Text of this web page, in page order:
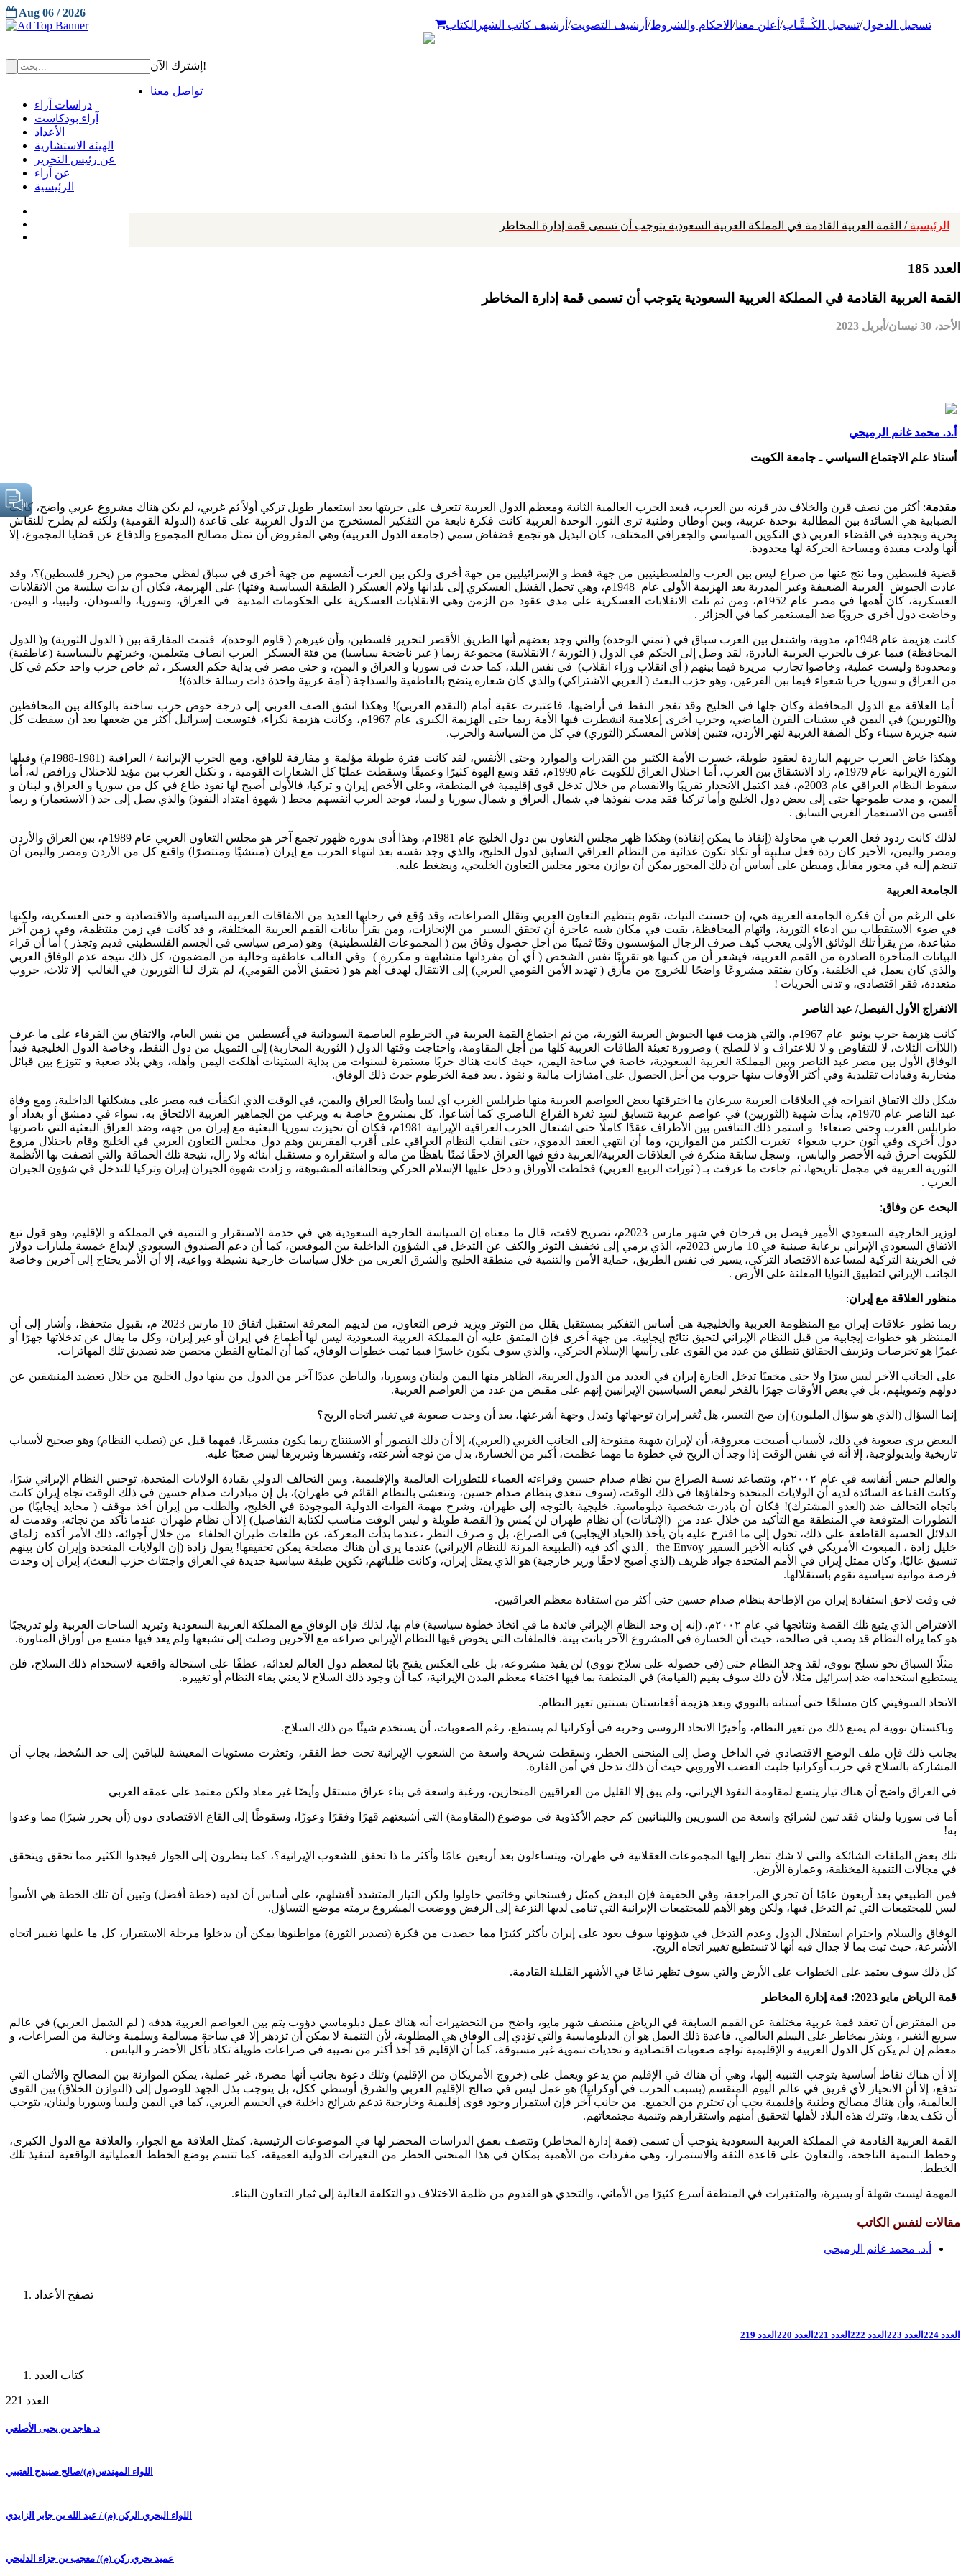
تسجيل الدخول/تسجيل الكُــتَّـاب/ أعلن معنا/ الاحكام والشروط/ أرشيف التصويت/ أرشيف كاتب الشهر الكتاب
Aug 06 / 2026
إشترك الآن!
تواصل معنا
دراسات آراء
آراء بودكاست
الأعداد
الهيئة الاستشارية
عن رئيس التحرير
عن آراء
الرئيسية
الرئيسية / القمة العربية القادمة في المملكة العربية السعودية يتوجب أن تسمى قمة إدارة المخاطر
العدد 185
القمة العربية القادمة في المملكة العربية السعودية يتوجب أن تسمى قمة إدارة المخاطر
الأحد، 30 نيسان/أبريل 2023
أ.د. محمد غانم الرميحي
أستاذ علم الاجتماع السياسي ـ جامعة الكويت
مقدمة: أكثر من نصف قرن والخلاف يذر قرنه بين العرب، فبعد الحرب العالمية الثانية ومعظم الدول العربية تتعرف على حريتها بعد استعمار طويل تركي أولاً ثم غربي، لم يكن هناك مشروع عربي واضح، كانت
الضبابية هي السائدة بين المطالبة بوحدة عربية، وبين أوطان وطنية ترى النور. الوحدة العربية كانت فكرة نابعة من التفكير المستخرج من الدول الغربية على قاعدة (الدولة القومية) ولكنه لم يطرح للنقاش
بحرية وبجدية في الفضاء العربي ذي التكوين السياسي والجغرافي المختلف، كان البديل هو تجمع فضفاض سمي (جامعة الدول العربية) وهي المفروض أن تمثل مصالح المجموع والدفاع عن قضايا المجموع، إلا
أنها ولدت مقيدة ومساحة الحركة لها محدودة.
قضية فلسطين وما نتج عنها من صراع ليس بين العرب والفلسطينيين من جهة فقط و الإسرائيليين من جهة أخرى ولكن بين العرب أنفسهم من جهة أخرى في سباق لفظي محموم من (يحرر فلسطين)؟، وقد
عادت الجيوش العربية الضعيفة وغير المدربة بعد الهزيمة الأولى عام 1948م، وهي تحمل الفشل العسكري إلى بلدانها ولام العسكر ( الطبقة السياسية وقتها) على الهزيمة، فكان أن بدأت سلسة من الانقلابات
العسكرية، كان أهمها في مصر عام 1952م، ومن ثم تلت الانقلابات العسكرية على مدى عقود من الزمن وهي الانقلابات العسكرية على الحكومات المدنية في العراق، وسوريا، والسودان، وليبيا، و اليمن،
وخاضت دول أخرى حروبًا ضد المستعمر كما في الجزائر .
كانت هزيمة عام 1948م، مدوية، واشتعل بين العرب سباق في ( تمني الوحدة) والتي وجد بعضهم أنها الطريق الأقصر لتحرير فلسطين، وأن غيرهم ( قاوم الوحدة)، فتمت المفارقة بين ( الدول الثورية) و( الدول
المحافظة) فيما عرف بالحرب العربية البادرة، لقد وصل إلى الحكم في الدول ( الثورية / الانقلابية) مجموعة ربما ( غير ناضجة سياسيا) من فئة العسكر العرب انصاف متعلمين، وخبرتهم بالسياسية (عاطفية)
ومحدودة وليست عملية، وخاضوا تجارب مريرة فيما بينهم ( أي انقلاب وراء انقلاب) في نفس البلد، كما حدث في سوريا و العراق و اليمن، و حتى مصر في بداية حكم العسكر ، ثم خاض حزب واحد حكم في كل
من العراق و سوريا حربا شعواء فيما ببن الفرعين، وهو حزب البعث ( العربي الاشتراكي) والذي كان شعاره ينضح بالعاطفية والسذاجة ( أمة عربية واحدة ذات رسالة خالدة)!
أما العلاقة مع الدول المحافظة وكان جلها في الخليج وقد تفجر النفط في أراضيها، فاعتبرت عقبة أمام (التقدم العربي)! وهكذا انشق الصف العربي إلى درجة خوض حرب ساخنة بالوكالة بين المحافظين
و(الثوريين) في اليمن في ستينات القرن الماضي، وحرب أخرى إعلامية انشطرت فيها الأمة ربما حتى الهزيمة الكبرى عام 1967م، وكانت هزيمة نكراء، فتوسعت إسرائيل أكثر من ضعفها بعد أن سقطت كل
شبه جزيرة سيناء وكل الضفة الغربية لنهر الأردن، فتبين إفلاس المعسكر (الثوري) في كل من السياسة والحرب.
وهكذا خاض العرب حربهم الباردة لعقود طويلة، خسرت الأمة الكثير من القدرات والموارد وحتى الأنفس، لقد كانت فترة طويلة مؤلمة و مفارقة للواقع، ومع الحرب الإيرانية / العراقية (1981-1988م) وقبلها
الثورة الإيرانية عام 1979م، زاد الانشقاق بين العرب، أما احتلال العراق للكويت عام 1990م، فقد وسع الهوة كثيرًا وعميقًا وسقطت عمليًا كل الشعارات القومية ، و تكتل العرب بين مؤيد للاحتلال ورافض له، أما
سقوط النظام العراقي عام 2003م، فقد اكتمل الانحدار تقريبًا والانقسام من خلال تدخل قوى إقليمية في المنطقة، وعلى الأخص إيران و تركيا، فالأولى أصبح لها نفوذ طاغ في كل من سوريا و العراق و لبنان و
اليمن، و مدت طموحها حتى إلى بعض دول الخليج وأما تركيا فقد مدت نفوذها في شمال العراق و شمال سوريا و ليبيا، فوجد العرب أنفسهم محط ( شهوة امتداد النفوذ) والذي يصل إلى حد ( الاستعمار) و ربما
أقسى من الاستعمار الغربي السابق .
لذلك كانت ردود فعل العرب هي محاولة (إنقاذ ما يمكن إنقاذه) وهكذا ظهر مجلس التعاون بين دول الخليج عام 1981م، وهذا أدى بدوره ظهور تجمع آخر هو مجلس التعاون العربي عام 1989م، بين العراق والأردن
ومصر واليمن، الأخير كان ردة فعل سلبية أو تكاد تكون عدائية من النظام العراقي السابق لدول الخليج، والذي وجد نفسه بعد انتهاء الحرب مع إيران (منتشيًا ومنتصرًا) واقنع كل من الأردن ومصر واليمن أن
تنضم إليه في محور مقابل ومبطن على أساس أن ذلك المحور يمكن أن يوازن محور مجلس التعاون الخليجي، ويضغط عليه.
الجامعة العربية
على الرغم من أن فكرة الجامعة العربية هي، إن حسنت النيات، تقوم بتنظيم التعاون العربي وتقلل الصراعات، وقد وُقع في رحابها العديد من الاتفاقات العربية السياسية والاقتصادية و حتى العسكرية، ولكنها
في ضوء الاستقطاب بين ادعاء الثورية، واتهام المحافظة، بقيت في مكان شبه عاجزة أن تحقق اليسير من الإنجازات، ومن يقرأ بيانات القمم العربية المختلفة، و قد كانت في زمن منتظمة، وفي زمن آخر
متباعدة، من يقرأ تلك الوثائق الأولى يعجب كيف صرف الرجال المؤسسون وقتًا ثمينًا من أجل حصول وفاق بين ( المجموعات الفلسطينية) وهو (مرض سياسي في الجسم الفلسطيني قديم وتجذر ) أما أن قراء
البيانات المتأخرة الصادرة من القمم العربية، فيشعر أن من كتبها هو تقريبًا نفس الشخص ( أي أن مفرداتها متشابهة و مكررة ) وفي الغالب عاطفية وخالية من المضمون، كل ذلك نتيجة عدم الوفاق العربي
والذي كان يعمل في الخلفية، وكان يفتقد مشروعًا واضحًا للخروج من مأزق ( تهديد الأمن القومي العربي) إلى الانتقال لهدف أهم هو ( تحقيق الأمن القومي)، لم يترك لنا الثوريون في الغالب إلا ثلاث، حروب
متعددة، فقر اقتصادي، و تدني الحريات !
الانفراج الأول الفيصل/ عبد الناصر
كانت هزيمة حرب يونيو عام 1967م، والتي هزمت فيها الجيوش العربية الثورية، من ثم اجتماع القمة العربية في الخرطوم العاصمة السودانية في أغسطس من نفس العام، والاتفاق بين الفرقاء على ما عرف
(اللاآت الثلاث، لا للتفاوض و لا للاعتراف و لا للصلح ) وضرورة تعبئة الطاقات العربية كلها من أجل المقاومة، واحتاجت وقتها الدول ( الثورية المحاربة) إلى التمويل من دول النفط، وخاصة الدول الخليجية فبدأ
الوفاق الأول بين مصر عبد الناصر وبين المملكة العربية السعودية، خاصة في ساحة اليمن، حيث كانت هناك حربًا مستمرة لسنوات من بداية الستينات أهلكت اليمن وأهله، وهي بلاد صعبة و تتوزع بين قبائل
متحاربة وقيادات تقليدية وفي أكثر الأوقات بينها حروب من أجل الحصول على امتيازات مالية و نفوذ . بعد قمة الخرطوم حدث ذلك الوفاق.
شكل ذلك الاتفاق انفراجه في العلاقات العربية سرعان ما اخترقتها بعض العواصم العربية منها طرابلس الغرب أي ليبيا وأيضًا العراق واليمن، في الوقت الذي انكفأت فيه مصر على مشكلتها الداخلية، ومع وفاة
عبد الناصر عام 1970م، بدأت شهية (الثوريين) في عواصم عربية تتسابق لسد ثغرة الفراغ الناصري كما أشاعوا، كل بمشروع خاصة به ويرغب من الجماهير العربية الالتحاق به، سواء في دمشق أو بغداد أو
طرابلس الغرب وحتى صنعاء! و استمر ذلك التنافس بين الأطراف عقدًا كاملًا حتى اشتعال الحرب العراقية الإيرانية 1981م، فكان أن تحيزت سوريا البعثية مع إيران من جهة، وضد العراق البعثية التي ناصرتها
دول أخرى وفي أتون حرب شعواء تغيرت الكثير من الموازين، وما أن انتهي العقد الدموي، حتى انقلب النظام العراقي على أقرب المقربين وهم دول مجلس التعاون العربي في الخليج وقام باحتلال مروع
للكويت أحرق فيه الأخضر واليابس، وسجل سابقة منكرة في العلاقات العربية/العربية دفع فيها العراق لاحقًا ثمنًا باهظًا من ماله و استقراره و مستقبل أبنائه ولا زال، نتيجة تلك الحماقة والتي اتصفت بها الأنظمة
الثورية العربية في مجمل تاريخها، ثم جاءت ما عرفت بـ ( ثورات الربيع العربي) فخلطت الأوراق و دخل عليها الإسلام الحركي وتحالفاته المشبوهة، و زادت شهوة الجيران إيران وتركيا للتدخل في شؤون الجيران
العرب .
البحث عن وفاق:
لوزير الخارجية السعودي الأمير فيصل بن فرحان في شهر مارس 2023م، تصريح لافت، قال ما معناه إن السياسة الخارجية السعودية هي في خدمة الاستقرار و التنمية في المملكة و الإقليم، وهو قول تبع
الاتفاق السعودي الإيراني برعاية صينية في 10 مارس 2023م، الذي يرمي إلى تخفيف التوتر والكف عن التدخل في الشؤون الداخلية بين الموقعين، كما أن دعم الصندوق السعودي لإيداع خمسة مليارات دولار
في الخزينة التركية لمساعدة الاقتصاد التركي، يسير في نفس الطريق، حماية الأمن والتنمية في منطقة الخليج والشرق العربي من خلال سياسات خارجية نشيطة وواعية، إلا أن الأمر يحتاج إلى آخرين وخاصة
الجانب الإيراني لتطبيق النوايا المعلنة على الأرض .
منظور العلاقة مع إيران:
ربما تطور علاقات إيران مع المنظومة العربية والخليجية هي أساس التفكير بمستقبل يقلل من التوتر ويزيد فرص التعاون، من لديهم المعرفة استقبل اتفاق 10 مارس 2023 م، بقبول متحفظ، وأشار إلى أن
المنتظر هو خطوات إيجابية من قبل النظام الإيراني لتحيق نتائج إيجابية. من جهة أخرى فإن المتفق عليه أن المملكة العربية السعودية ليس لها أطماع في إيران أو غير إيران، وكل ما يقال عن تدخلاتها جهرًا أو
غمزًا هو تخرصات وتزييف الحقائق تنطلق من عدد من القوى على رأسها الإسلام الحركي، والذي سوف يكون خاسرًا فيما تمت خطوات الوفاق، كما أن المتابع الفطن محصن ضد تصديق تلك المهاترات.
على الجانب الآخر ليس سرًا ولا حتى مخفيًا تدخل الجارة إيران في العديد من الدول العربية، الظاهر منها اليمن ولبنان وسوريا، والباطن عددًا آخر من الدول من بينها دول الخليج من خلال تعضيد المنشقين عن
دولهم وتمويلهم، بل في بعض الأوقات جهرًا بالفخر لبعض السياسيين الإيرانيين إنهم على مقبض من عدد من العواصم العربية.
إنما السؤال (الذي هو سؤال المليون) إن صح التعبير، هل تُغير إيران توجهاتها وتبدل وجهة أشرعتها، بعد أن وجدت صعوبة في تغيير اتجاه الريح؟
البعض يرى صعوبة في ذلك، لأسباب أصبحت معروفة، أن لإيران شهية مفتوحة إلى الجانب الغربي (العربي)، إلا أن ذلك التصور أو الاستنتاج ربما يكون متسرعًا، فمهما قيل عن (تصلب النظام) وهو صحيح لأسباب
تاريخية وأيديولوجية، إلا أنه في نفس الوقت إذا وجد أن الربح في خطوة ما مهما عظمت، أكبر من الخسارة، بدل من توجه أشرعته، وتفسيرها وتبريرها ليس صعبًا عليه.
والعالم حبس أنفاسه في عام ٢٠٠٢م، وتتصاعد نسبة الصراع بين نظام صدام حسين وقراءته العمياء للتطورات العالمية والإقليمية، وبين التحالف الدولي بقيادة الولايات المتحدة، توجس النظام الإيراني شرًا،
وكانت القناعة السائدة لديه أن الولايات المتحدة وحلفاؤها في ذلك الوقت، (سوف تتغدى بنظام صدام حسين، وتتعشى بالنظام القائم في طهران)، بل إن مبادرات صدام حسين في ذلك الوقت تجاه إيران كانت
باتجاه التحالف ضد (العدو المشترك)! فكان أن بادرت شخصية دبلوماسية. خليجية بالتوجه إلى طهران، وشرح مهمة القوات الدولية الموجودة في الخليج، والطلب من إيران أخذ موقف ( محايد إيجابيًا) من
التطورات المتوقعة في المنطقة مع التأكيد من خلال عدد من (الاثباتات) أن نظام طهران لن يُمس و( القصة طويلة و ليس الوقت مناسب لكتابة التفاصيل) إلا أن نظام طهران عندما تأكد من نجاته، وقدمت له
الدلائل الحسية القاطعة على ذلك، تحول إلى ما اقترح عليه بأن يأخذ (الحياد الإيجابي) في الصراع، بل و صرف النظر ،عندما بدأت المعركة، عن طلعات طيران الحلفاء من خلال أجوائه، ذلك الأمر أكده زلماي
خليل زادة ، المبعوث الأمريكي في كتابه الأخير السفير the Envoy . الذي أكد فيه (الطبيعة المرنة للنظام الإيراني) عندما يرى أن هناك مصلحة يمكن تحقيقها! يقول زادة (إن الولايات المتحدة وإيران كان بينهم
تنسيق عاليًا، وكان ممثل إيران في الأمم المتحدة جواد ظريف (الذي أصبح لاحقًا وزير خارجية) هو الذي يمثل إيران، وكانت طلباتهم، تكوين طبقة سياسية جديدة في العراق واجتثاث حزب البعث)، إيران إن وجدت
فرصة مواتية سياسية تقوم باستقلالها.
في وقت لاحق استفادة إيران من الإطاحة بنظام صدام حسين حتى أكثر من استفادة معظم العراقيين.
الافتراض الذي يتبع تلك القصة ونتائجها في عام ٢٠٠٢م، (إنه إن وجد النظام الإيراني فائدة ما في اتخاذ خطوة سياسية) قام بها، لذلك فإن الوفاق مع المملكة العربية السعودية وتبريد الساحات العربية ولو تدريجيًا
هو كما يراه النظام قد يصب في صالحه، حيث أن الخسارة في المشروع الآخر باتت بينة. فالملفات التي يخوض فيها النظام الإيراني صراعه مع الآخرين وصلت إلى تشبعها ولم يعد فيها متسع من أوراق المناورة.
مثلًا السباق نحو تسلح نووي، لقد وجد النظام حتى (في حصوله على سلاح نووي) لن يفيد مشروعه، بل على العكس يفتح بابًا لمعظم دول العالم لعدائه، عطفًا على استحالة واقعية لاستخدام ذلك السلاح، فلن
يستطيع استخدامه ضد إسرائيل مثلًا، لأن ذلك سوف يقيم (القيامة) في المنطقة بما فيها اختفاء معظم المدن الإيرانية، كما أن وجود ذلك السلاح لا يعني بقاء النظام أو تغييره.
الاتحاد السوفيتي كان مسلحًا حتى أسنانه بالنووي وبعد هزيمة أفغانستان بسنتين تغير النظام.
وباكستان نووية لم يمنع ذلك من تغير النظام، وأخيرًا الاتحاد الروسي وحربه في أوكرانيا لم يستطع، رغم الصعوبات، أن يستخدم شيئًا من ذلك السلاح.
بجانب ذلك فإن ملف الوضع الاقتصادي في الداخل وصل إلى المنحنى الخطر، وسقطت شريحة واسعة من الشعوب الإيرانية تحت خط الفقر، وتعثرت مستويات المعيشة للباقين إلى حد السُخط، بجاب أن
المشاركة بالسلاح في حرب أوكرانيا جلبت الغضب الأوروبي حيث أن ذلك تدخل في أمن القارة.
في العراق واضح أن هناك تيار يتسع لمقاومة النفوذ الإيراني، ولم يبق إلا القليل من العراقيين المنحازين، ورغبة واسعة في بناء عراق مستقل وأيضًا غير معاد ولكن معتمد على عمقه العربي
أما في سوريا ولبنان فقد تبين لشرائح واسعة من السوريين واللبنانيين كم حجم الأكذوبة في موضوع (المقاومة) التي أشبعتهم قهرًا وفقرًا وعوزًا، وسقوطًا إلى القاع الاقتصادي دون (أن يحرر شبرًا) مما وعدوا
به!
تلك بعض الملفات الشائكة والتي لا شك تنظر إليها المجموعات العقلانية في طهران، ويتساءلون بعد أربعين عامًا وأكثر ما ذا تحقق للشعوب الإيرانية؟، كما ينظرون إلى الجوار فيجدوا الكثير مما تحقق ويتحقق
في مجالات التنمية المختلفة، وعمارة الأرض.
فمن الطبيعي بعد أربعون عامًا أن تجري المراجعة، وفي الحقيقة فإن البعض كمثل رفسنجاني وخاتمي حاولوا ولكن التيار المتشدد أفشلهم، على أساس أن لديه (خطة أفضل) وتبين أن تلك الخطة هي الأسوأ
ليس للمجتمعات التي تم التدخل فيها، ولكن وهو الأهم للمجتمعات الإيرانية التي تنامى لديها النزعة إلى الرفض ووضعت المشروع برمته موضع التساؤل.
الوفاق والسلام واحترام استقلال الدول وعدم التدخل في شؤونها سوف يعود على إيران بأكثر كثيرًا مما حصدت من فكرة (تصدير الثورة) مواطنوها يمكن أن يدخلوا مرحلة الاستقرار، كل ما عليها تغيير اتجاه
الأشرعة، حيث ثبت بما لا جدال فيه أنها لا تستطيع تغيير اتجاه الريح.
كل ذلك سوف يعتمد على الخطوات على الأرض والتي سوف تظهر تباعًا في الأشهر القليلة القادمة.
قمة الرياض مايو 2023: قمة إدارة المخاطر
من المفترض أن تعقد قمة عربية مختلفة عن القمم السابقة في الرياض منتصف شهر مايو، واضح من التحضيرات أنه هناك عمل دبلوماسي دؤوب يتم بين العواصم العربية هدفه ( لم الشمل العربي) في عالم
سريع التغير ، وينذر بمخاطر على السلم العالمي، قاعدة ذلك العمل هو أن الدبلوماسية والتي تؤدي إلى الوفاق هي المطلوبة، لأن التنمية لا يمكن أن تزدهر إلا في ساحة مسالمة وسلمية وخالية من الصراعات، و
معظم إن لم يكن كل الدول العربية و الإقليمية تواجه صعوبات اقتصادية و تحديات تنموية غير مسبوقة، كما أن الإقليم قد أخذ أكثر من نصيبه في صراعات طويلة تكاد تأكل الأخضر و اليابس .
إلا أن هناك نقاط أساسية يتوجب التنبيه إليها، وهي أن هناك في الإقليم من يدعو ويعمل على (خروج الأمريكان من الإقليم) وتلك دعوة بجانب أنها مضرة، غير عملية، يمكن الموازنة بين المصالح والأثمان التي
تدفع، إلا أن الانحياز لأي فريق في عالم اليوم المنقسم (بسبب الحرب في أوكرانيا) هو عمل ليس في صالح الإقليم العربي والشرق أوسطي ككل، بل يتوجب بذل الجهد للوصول إلى (التوازن الخلاق) بين القوى
العالمية، وأن هناك مصالح وطنية وإقليمية يجب أن تحترم من الجميع. من جانب آخر فإن استمرار وجود قوى إقليمية وخارجية تدعم شرائح داخلية في الجسم العربي، كما في اليمن وليبيا وسوريا ولبنان، يتوجب
أن تكف يدها، وتترك هذه البلاد لأهلها لتحقيق أمنهم واستقرارهم وتنمية مجتمعاتهم.
القمة العربية القادمة في المملكة العربية السعودية يتوجب أن تسمى (قمة إدارة المخاطر) وتتصف بعمق الدراسات المحضر لها في الموضوعات الرئيسية، كمثل العلاقة مع الجوار، والعلاقة مع الدول الكبرى،
وخطط التنمية الناجحة، والتعاون على قاعدة الثقة والاستمرار، وهي مفردات من الأهمية بمكان في هذا المنحنى الخطر من التغيرات الدولية العميقة، كما تتسم بوضع الخطط العملياتية الواقعية لتنفيذ تلك
الخطط.
المهمة ليست شهلة أو يسيرة، والمتغيرات في المنطقة أسرع كثيرًا من الأماني، والتحدي هو القدوم من ظلمة الاختلاف ذو التكلفة العالية إلى ثمار التعاون البناء.
مقالات لنفس الكاتب
أ.د. محمد غانم الرميحي
تصفح الأعداد
العدد 224 العدد 223 العدد 222 العدد 221 العدد 220 العدد 219
كتاب العدد
العدد 221
د. هاجد بن يحيى الأصلعي
اللواء المهندس(م)/صالح صنيدح العتيبي
اللواء البحري الركن (م) / عبد الله بن جابر الزايدي
عميد بحري ركن (م)/ معجب بن جزاء الدلبحي